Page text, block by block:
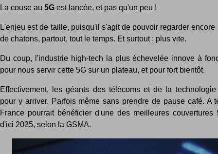
La couse au 5G est lancée, et pas qu'un peu !
L'enjeu est de taille, puisqu'il s'agit de pouvoir regarder
de chatons, partout, tout le temps. Et surtout : plus vite.
Du coup, l'industrie high-tech la plus échevelée innove à
pour nous servir cette 5G sur un plateau, et pour fort bientôt.
Effectivement, les géants des télécoms et de la
pour y arriver. Parfois même sans prendre de pause café. A
France pourrait bénéficier d'une des meilleures couvertures
d'ici 2025, selon la GSMA.